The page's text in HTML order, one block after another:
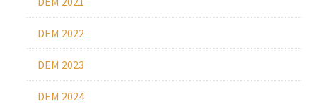
DEM 2022
DEM 2023
DEM 2024